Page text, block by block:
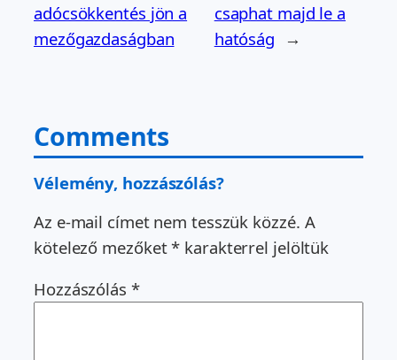
adócsökkentés jön a
mezőgazdaságban
csaphat majd le a
hatóság →
Comments
Vélemény, hozzászólás?
Az e-mail címet nem tesszük közzé. A
kötelező mezőket* karakterrel jelöltük
Hozzászólás *